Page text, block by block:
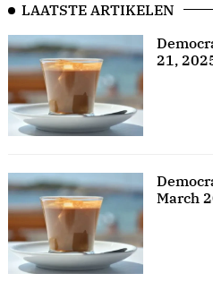
LAATSTE ARTIKELEN
21,
March